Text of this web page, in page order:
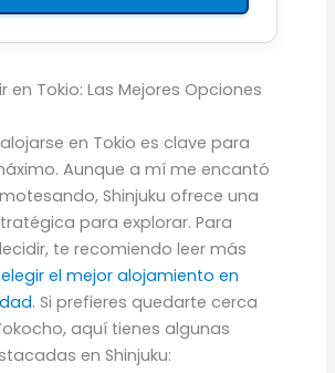
en Tokio: Las Mejores Opciones
en Tokio es clave para
Aunque a mí me encantó
Shinjuku ofrece una
para explorar. Para
te recomiendo leer más
el mejor alojamiento en
. Si prefieres quedarte cerca
aquí tienes algunas
en Shinjuku: